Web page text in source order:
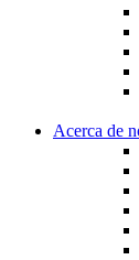
Acerca de